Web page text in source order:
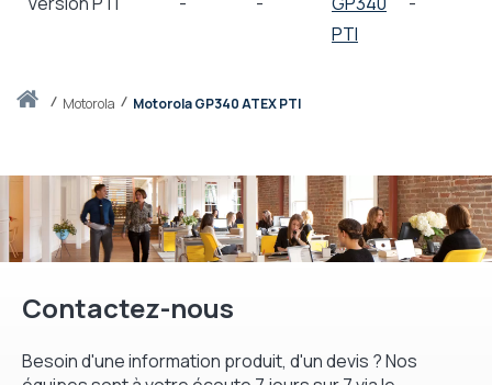
Accueilmotorola Motorola GP340 ATEX PTI
PTI
Contactez-nous
Besoin d'une information produit, d'un devis ? Nos